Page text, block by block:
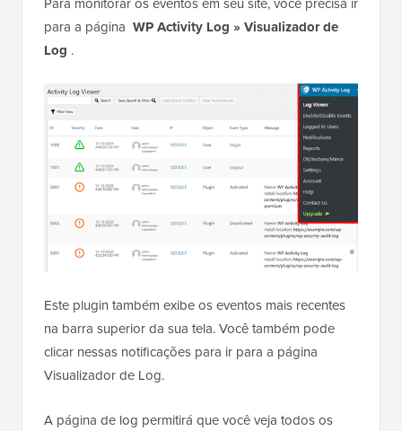
para a página WP Activity Log » Visualizador de
Log .
Este plugin também exibe os eventos mais recentes
na barra superior da sua tela. Você também pode
clicar nessas notificações para ir para a página
Visualizador de Log.
A página de log permitirá que você veja todos os